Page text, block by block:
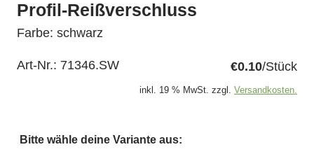
Profil-Reißverschluss
Farbe: schwarz
Art-Nr.: 71346.SW €0.10/Stück
inkl. 19 % MwSt. zzgl. Versandkosten.
Bitte wähle deine Variante aus: